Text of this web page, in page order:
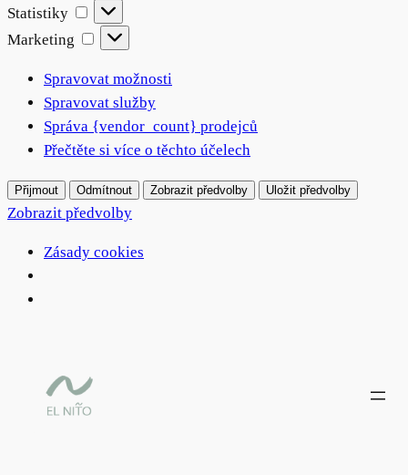
Statistiky
Statistiky
Marketing
Marketing
Spravovat možnosti
Spravovat služby
Správa {vendor_count} prodejců
Přečtěte si více o těchto účelech
Přijmout Odmítnout Zobrazit předvolby Uložit předvolby
Zobrazit předvolby
Zásady cookies